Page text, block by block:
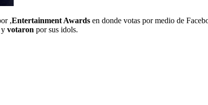
,Entertainment Awards en donde votas por medio de
y votaron por sus idols.